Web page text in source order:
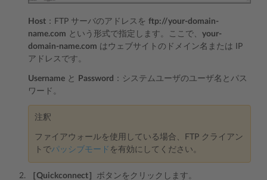
Host ：FTP サーバのアドレスを ftp://your-domain-
name.com という形式で指定します。ここで、 your-
domain-name.com はウェブサイトのドメイン名または IP
アドレスです。
Username と Password ：システムユーザのユーザ名とパス
ワード。
注釈
ファイアウォールを使用している場合、FTP クライアン
トでパッシブモード を有効にしてください。
［Quickconnect］ ボタンをクリックします。